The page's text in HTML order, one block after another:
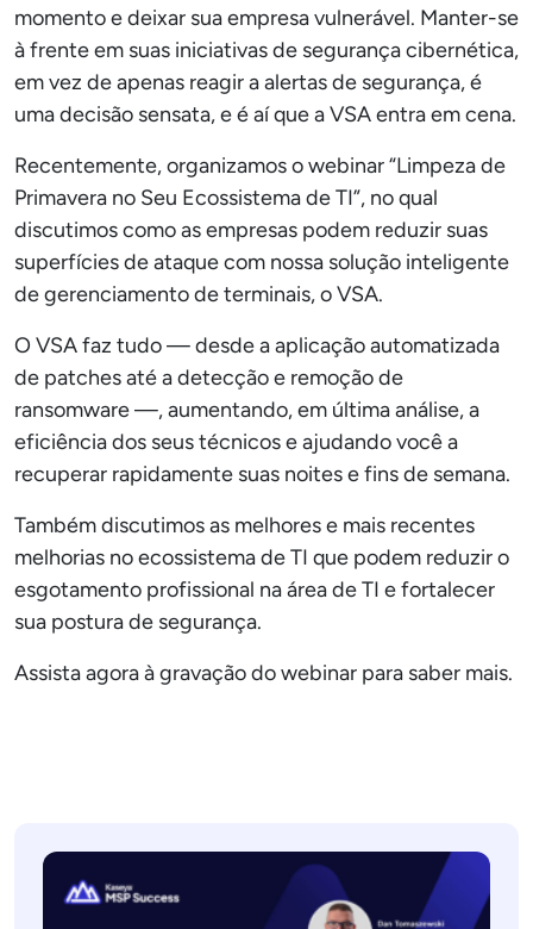
momento e deixar sua empresa vulnerável. Manter-se
à frente em suas iniciativas de segurança cibernética,
em vez de apenas reagir a alertas de segurança, é
uma decisão sensata, e é aí que a VSA entra em cena.
Recentemente, organizamos o webinar “Limpeza de
Primavera no Seu Ecossistema de TI”, no qual
discutimos como as empresas podem reduzir suas
superfícies de ataque com nossa solução inteligente
de gerenciamento de terminais, o VSA.
O VSA faz tudo — desde a aplicação automatizada
de patches até a detecção e remoção de
ransomware —, aumentando, em última análise, a
eficiência dos seus técnicos e ajudando você a
recuperar rapidamente suas noites e fins de semana.
Também discutimos as melhores e mais recentes
melhorias no ecossistema de TI que podem reduzir o
esgotamento profissional na área de TI e fortalecer
sua postura de segurança.
Assista agora à gravação do webinar para saber mais.